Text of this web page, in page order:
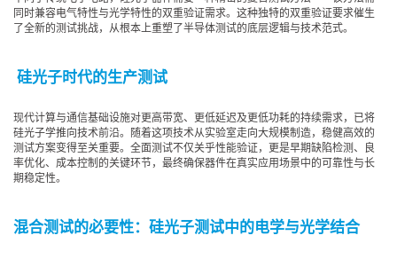
同时兼容电气特性与光学特性的双重验证需求。这种独特的双重验证要求催生
了全新的测试挑战，从根本上重塑了半导体测试的底层逻辑与技术范式。
硅光子时代的生产测试
现代计算与通信基础设施对更高带宽、更低延迟及更低功耗的持续需求，已将
硅光子学推向技术前沿。随着这项技术从实验室走向大规模制造，稳健高效的
测试方案变得至关重要。全面测试不仅关乎性能验证，更是早期缺陷检测、良
率优化、成本控制的关键环节，最终确保器件在真实应用场景中的可靠性与长
期稳定性。
混合测试的必要性：硅光子测试中的电学与光学结合